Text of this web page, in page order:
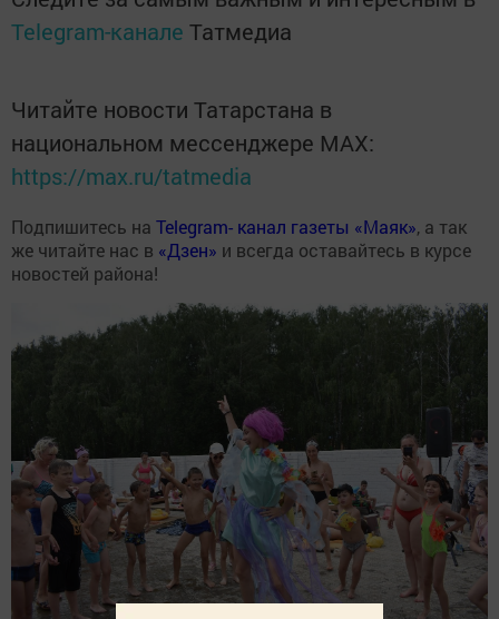
Telegram-канале Татмедиа
Читайте новости Татарстана в
национальном мессенджере MАХ:
https://max.ru/tatmedia
Подпишитесь на Telegram- канал газеты «Маяк», а так
же читайте нас в «Дзен» и всегда оставайтесь в курсе
новостей района!